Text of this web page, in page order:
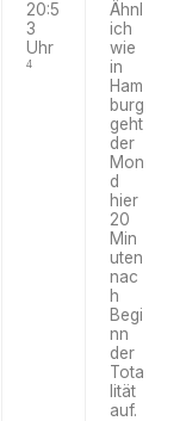
20:5
3
Uhr
4
Ähnl
ich
wie
in
Ham
burg
geht
der
Mon
d
hier
20
Min
uten
nac
h
Begi
nn
der
Tota
lität
auf.